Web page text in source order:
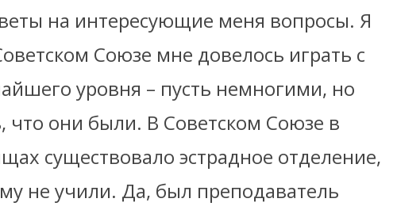
на интересующие меня вопросы. Я
Союзе мне довелось играть с
уровня – пусть немногими, но
что они были. В Советском Союзе в
существовало эстрадное отделение,
не учили. Да, был преподаватель